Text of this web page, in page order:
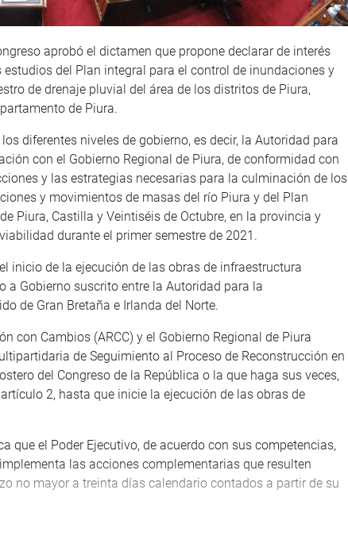
aprobó el dictamen que propone declarar de interés
del Plan integral para el control de inundaciones y
de drenaje pluvial del área de los distritos de Piura,
de Piura.
diferentes niveles de gobierno, es decir, la Autoridad para
con el Gobierno Regional de Piura, de conformidad con
y las estrategias necesarias para la culminación de los
y movimientos de masas del río Piura y del Plan
Piura, Castilla y Veintiséis de Octubre, en la provincia y
durante el primer semestre de 2021.
inicio de la ejecución de las obras de infraestructura
a Gobierno suscrito entre la Autoridad para la
de Gran Bretaña e Irlanda del Norte.
con Cambios (ARCC) y el Gobierno Regional de Piura
de Seguimiento al Proceso de Reconstrucción en
del Congreso de la República o la que haga sus veces,
2, hasta que inicie la ejecución de las obras de
que el Poder Ejecutivo, de acuerdo con sus competencias,
las acciones complementarias que resulten
no mayor a treinta días calendario contados a partir de su